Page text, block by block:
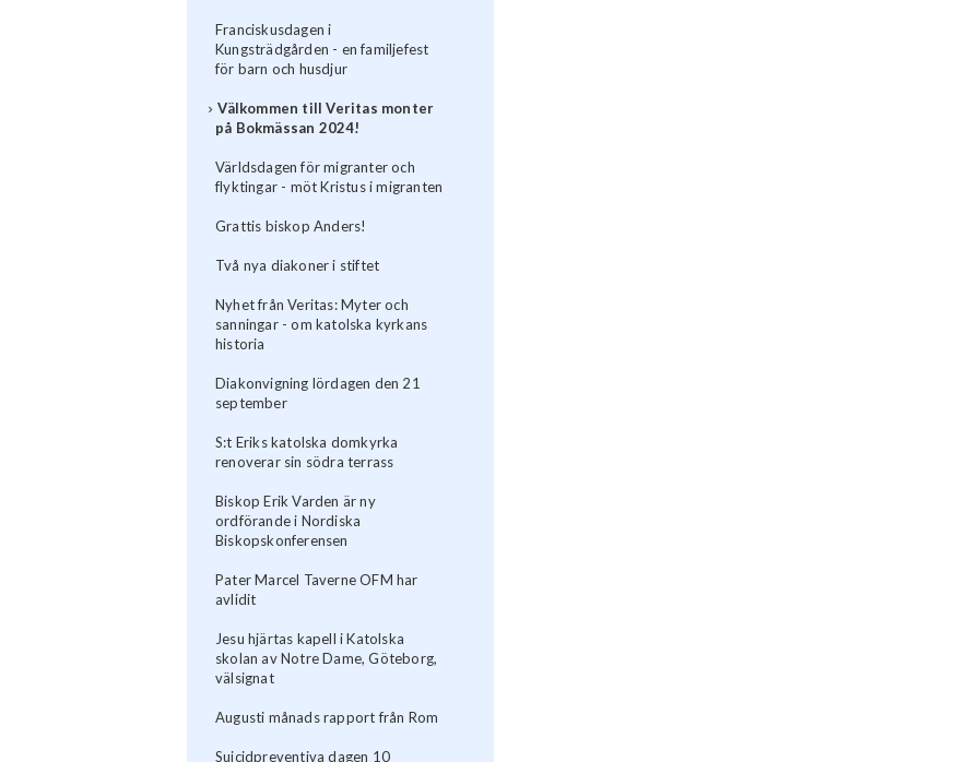
Franciskusdagen i
Kungsträdgården - en familjefest
för barn och husdjur
Välkommen till Veritas monter
på Bokmässan 2024!
Världsdagen för migranter och
flyktingar - möt Kristus i migranten
Grattis biskop Anders!
Två nya diakoner i stiftet
Nyhet från Veritas: Myter och
sanningar - om katolska kyrkans
historia
Diakonvigning lördagen den 21
september
S:t Eriks katolska domkyrka
renoverar sin södra terrass
Biskop Erik Varden är ny
ordförande i Nordiska
Biskopskonferensen
Pater Marcel Taverne OFM har
avlidit
Jesu hjärtas kapell i Katolska
skolan av Notre Dame, Göteborg,
välsignat
Augusti månads rapport från Rom
Suicidpreventiva dagen 10